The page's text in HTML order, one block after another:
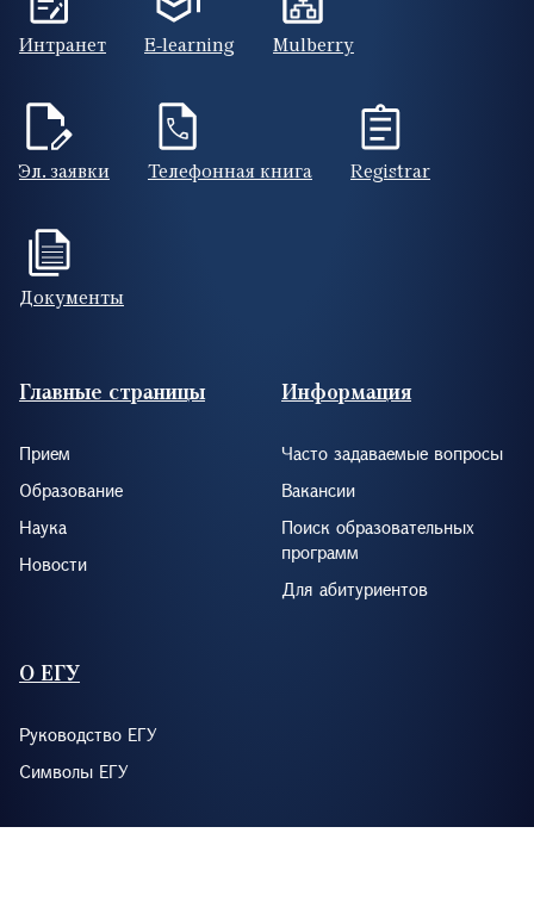
Интранет E-learning Mulberry
Эл. заявки Телефонная книга Registrar
Документы
Footer (RUS)
Главные страницы
Прием
Образование
Наука
Новости
Информация
Часто задаваемые вопросы
Вакансии
Поиск образовательных
программ
Для абитуриентов
О ЕГУ
Руководство ЕГУ
Символы ЕГУ